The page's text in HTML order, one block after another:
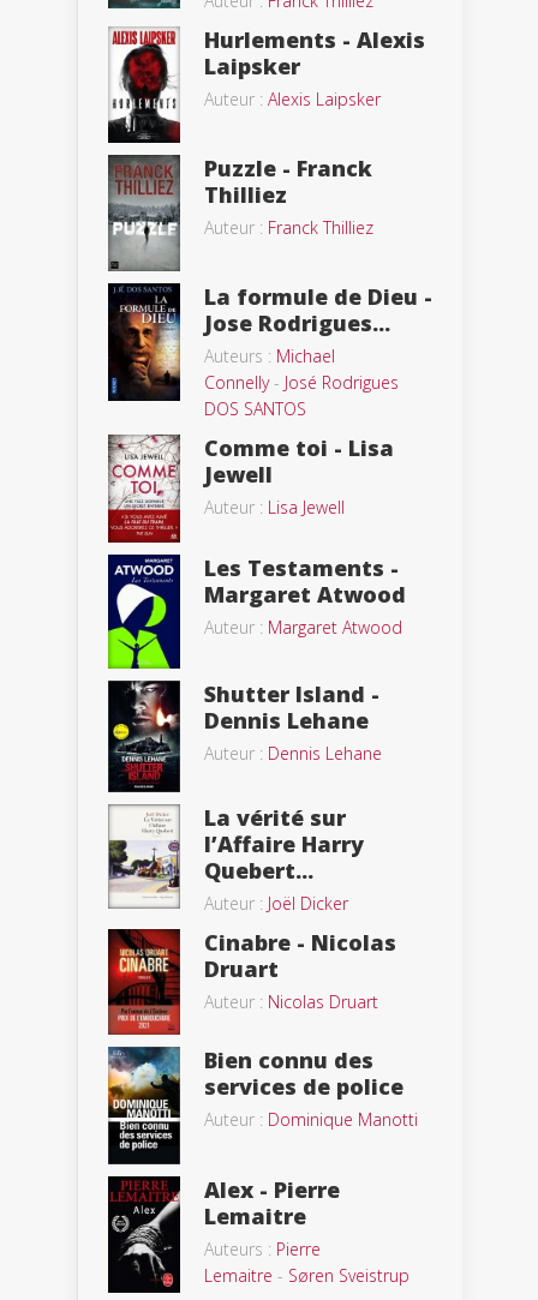
Hurlements - Alexis
Laipsker
Auteur : Alexis Laipsker
Puzzle - Franck
Thilliez
Auteur : Franck Thilliez
La formule de Dieu -
Jose Rodrigues...
Auteurs : Michael
Connelly- José Rodrigues
DOS SANTOS
Comme toi - Lisa
Jewell
Auteur : Lisa Jewell
Les Testaments -
Margaret Atwood
Auteur : Margaret Atwood
Shutter Island -
Dennis Lehane
Auteur : Dennis Lehane
La vérité sur
l’Affaire Harry
Quebert...
Auteur : Joël Dicker
Cinabre - Nicolas
Druart
Auteur : Nicolas Druart
Bien connu des
services de police
Auteur : Dominique Manotti
Alex - Pierre
Lemaitre
Auteurs : Pierre
Lemaitre - Søren Sveistrup